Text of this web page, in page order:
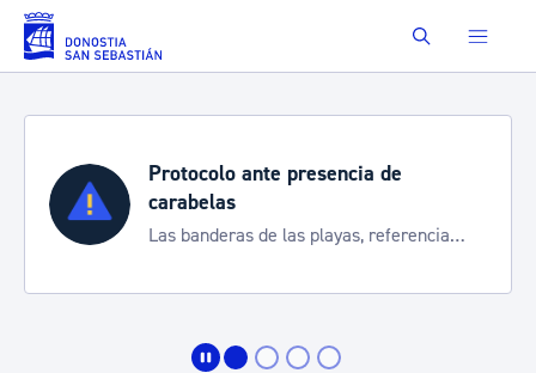
Saltar al contenido principal Buscar
Protocolo ante presencia de
carabelas
Las banderas de las playas, referencia